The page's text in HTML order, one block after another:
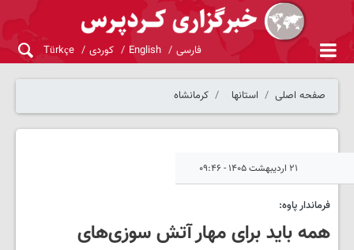
فارسی English کوردی Türkçe
صفحه اصلی استانها کرمانشاه
۲۱ اردیبهشت ۱۴۰۵ - ۰۹:۴۶
فرماندار پاوه:
همه باید برای مهار آتش سوزی‌های